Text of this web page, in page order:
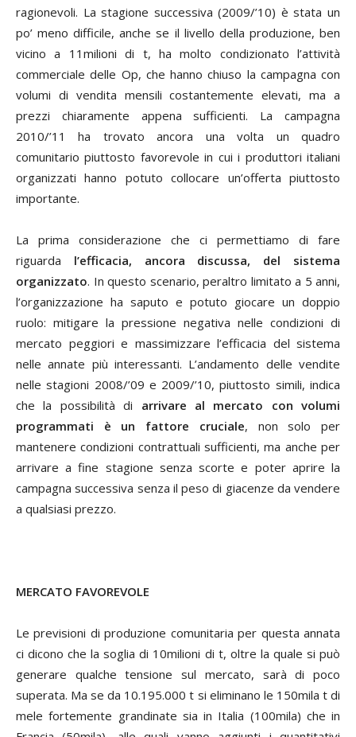
ragionevoli. La stagione successiva (2009/’10) è stata un
po’ meno difficile, anche se il livello della produzione, ben
vicino a 11milioni di t, ha molto condizionato l’attività
commerciale delle Op, che hanno chiuso la campagna con
volumi di vendita mensili costantemente elevati, ma a
prezzi chiaramente appena sufficienti. La campagna
2010/’11 ha trovato ancora una volta un quadro
comunitario piuttosto favorevole in cui i produttori italiani
organizzati hanno potuto collocare un’offerta piuttosto
importante.
La prima considerazione che ci permettiamo di fare
riguarda l’efficacia, ancora discussa, del sistema
organizzato. In questo scenario, peraltro limitato a 5 anni,
l’organizzazione ha saputo e potuto giocare un doppio
ruolo: mitigare la pressione negativa nelle condizioni di
mercato peggiori e massimizzare l’efficacia del sistema
nelle annate più interessanti. L’andamento delle vendite
nelle stagioni 2008/’09 e 2009/’10, piuttosto simili, indica
che la possibilità di arrivare al mercato con volumi
programmati è un fattore cruciale, non solo per
mantenere condizioni contrattuali sufficienti, ma anche per
arrivare a fine stagione senza scorte e poter aprire la
campagna successiva senza il peso di giacenze da vendere
a qualsiasi prezzo.
MERCATO FAVOREVOLE
Le previsioni di produzione comunitaria per questa annata
ci dicono che la soglia di 10milioni di t, oltre la quale si può
generare qualche tensione sul mercato, sarà di poco
superata. Ma se da 10.195.000 t si eliminano le 150mila t di
mele fortemente grandinate sia in Italia (100mila) che in